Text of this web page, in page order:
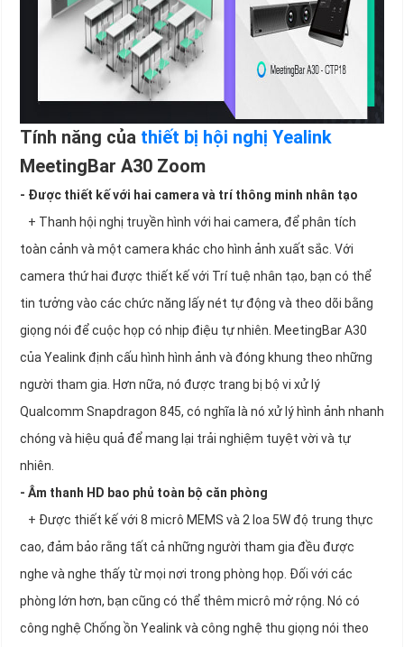
Tính năng của thiết bị hội nghị Yealink
MeetingBar A30 Zoom
- Được thiết kế với hai camera và trí thông minh nhân tạo
+ Thanh hội nghị truyền hình với hai camera, để phân tích
toàn cảnh và một camera khác cho hình ảnh xuất sắc. Với
camera thứ hai được thiết kế với Trí tuệ nhân tạo, bạn có thể
tin tưởng vào các chức năng lấy nét tự động và theo dõi bằng
giọng nói để cuộc họp có nhịp điệu tự nhiên. MeetingBar A30
của Yealink định cấu hình hình ảnh và đóng khung theo những
người tham gia. Hơn nữa, nó được trang bị bộ vi xử lý
Qualcomm Snapdragon 845, có nghĩa là nó xử lý hình ảnh nhanh
chóng và hiệu quả để mang lại trải nghiệm tuyệt vời và tự
nhiên.
- Âm thanh HD bao phủ toàn bộ căn phòng
+ Được thiết kế với 8 micrô MEMS và 2 loa 5W độ trung thực
cao, đảm bảo rằng tất cả những người tham gia đều được
nghe và nghe thấy từ mọi nơi trong phòng họp. Đối với các
phòng lớn hơn, bạn cũng có thể thêm micrô mở rộng. Nó có
công nghệ Chống ồn Yealink và công nghệ thu giọng nói theo